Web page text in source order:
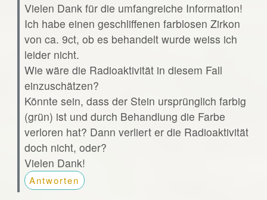
Vielen Dank für die umfangreiche Information!
Ich habe einen geschliffenen farblosen Zirkon
von ca. 9ct, ob es behandelt wurde weiss ich
leider nicht.
Wie wäre die Radioaktivität in diesem Fall
einzuschätzen?
Könnte sein, dass der Stein ursprünglich farbig
(grün) ist und durch Behandlung die Farbe
verloren hat? Dann verliert er die Radioaktivität
doch nicht, oder?
Vielen Dank!
Antworten